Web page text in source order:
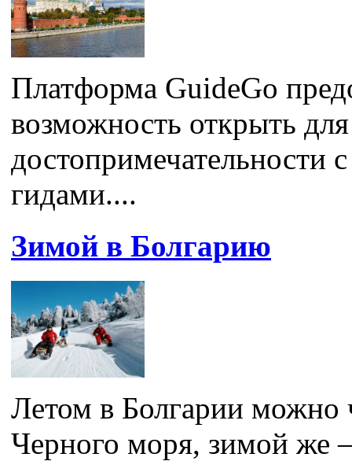
Платформа GuideGo
возможность открыть
достопримечательности
гидами....
Зимой в Болгарию
Летом в Болгарии можно
Черного моря, зимой же